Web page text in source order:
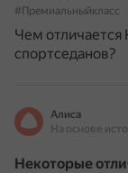
#Премиальныйкласс
Чем отличается
спортседанов?
Алиса
Некоторые